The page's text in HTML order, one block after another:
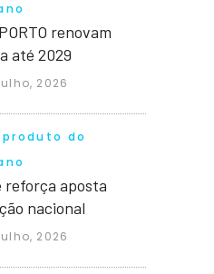
renovam
até 2029
2026
do
aposta
nacional
2026